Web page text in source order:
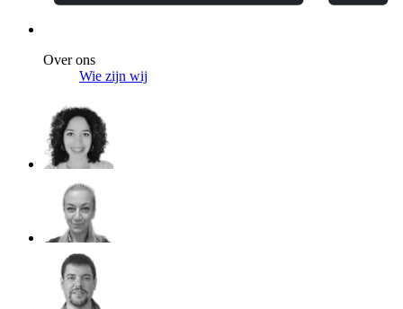
Over ons
Wie zijn wij